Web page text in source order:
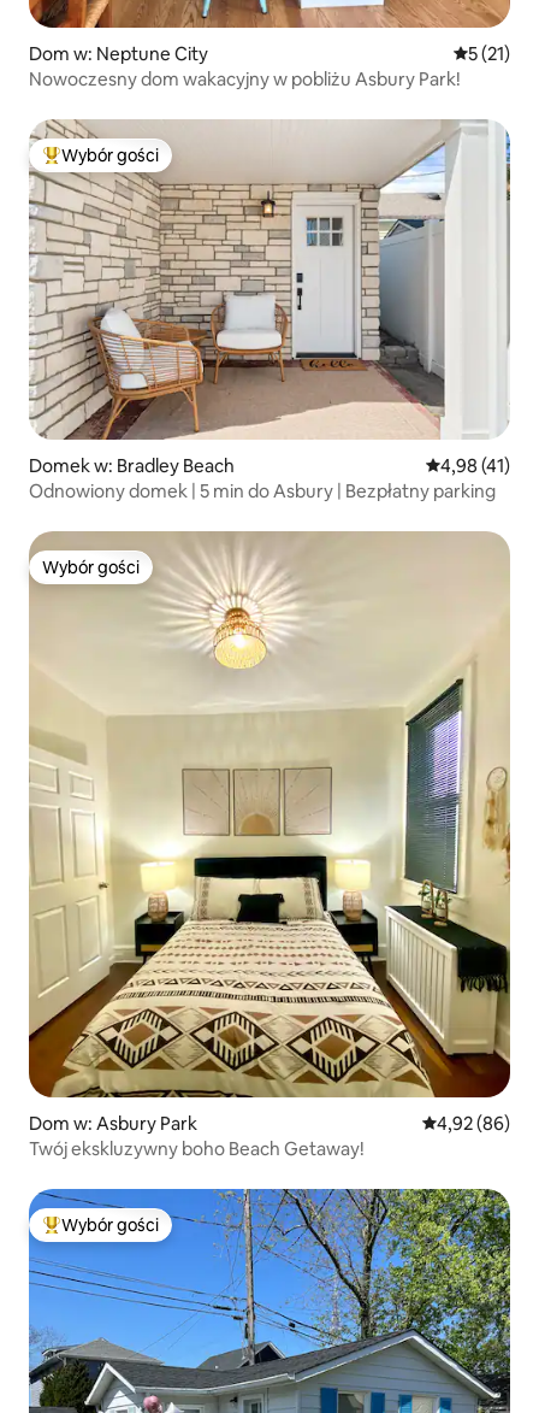
Dom w: Neptune City Średnia
5 (21)
Nowoczesny dom wakacyjny w pobliżu Asbury Park!
Najpopularniejsze z kategorii Wybór gości
Wybór gości
Domek w: Bradley Beach Średnia
4,98 (41)
Odnowiony domek | 5 min do Asbury | Bezpłatny parking
Wybór gości
Wybór gości
Dom w: Asbury Park Średnia
4,92 (86)
Twój ekskluzywny boho Beach Getaway!
Najpopularniejsze z kategorii Wybór gości
Wybór gości